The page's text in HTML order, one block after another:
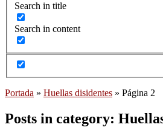
Search in title
Search in content
Portada » Huellas disidentes » Página 2
Posts in category: